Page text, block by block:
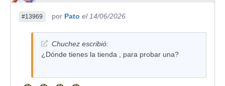
#13969 por Pato el 14/06/2026
Chuchez escribió:
¿Dónde tienes la tienda , para probar una?